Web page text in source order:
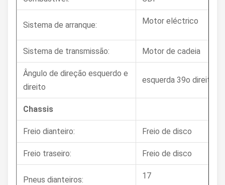
Sistema de arranque: Motor eléctrico
Sistema de transmissão: Motor de cadeia
Ângulo de direção esquerdo e
direito
esquerda 39o direita
Chassis
Freio dianteiro: Freio de disco
Freio traseiro: Freio de disco
Pneus dianteiros: 17